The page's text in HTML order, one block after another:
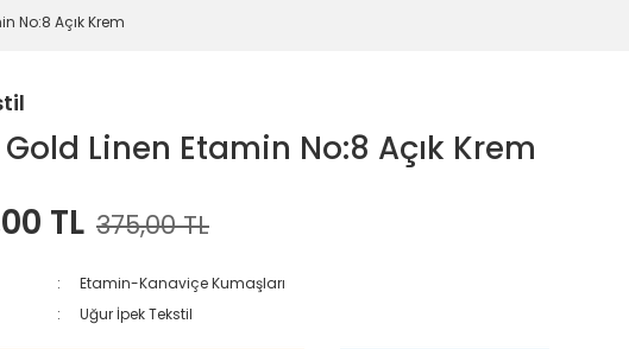
No:8 Açık Krem
Linen Etamin No:8 Açık Krem
TL 375,00 TL
Etamin-Kanaviçe Kumaşları
Uğur İpek Tekstil